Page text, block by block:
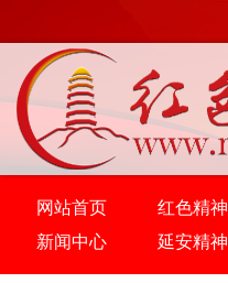
网站首页
红色精神
新闻中心
延安精神